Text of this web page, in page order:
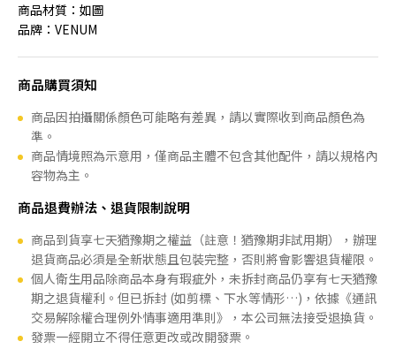
商品材質：如圖
品牌：VENUM
商品購買須知
商品因拍攝關係顏色可能略有差異，請以實際收到商品顏色為
準。
商品情境照為示意用，僅商品主體不包含其他配件，請以規格內
容物為主。
商品退費辦法、退貨限制說明
商品到貨享七天猶豫期之權益（註意！猶豫期非試用期），辦理
退貨商品必須是全新狀態且包裝完整，否則將會影響退貨權限。
個人衛生用品除商品本身有瑕疵外，未拆封商品仍享有七天猶豫
期之退貨權利。但已拆封 (如剪標、下水等情形…)，依據《通訊
交易解除權合理例外情事適用準則》，本公司無法接受退換貨。
發票一經開立不得任意更改或改開發票。